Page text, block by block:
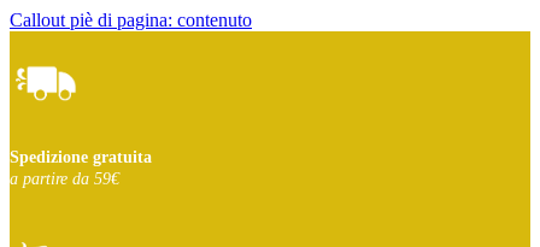
Callout piè di pagina: contenuto
Spedizione gratuita
a partire da 59€